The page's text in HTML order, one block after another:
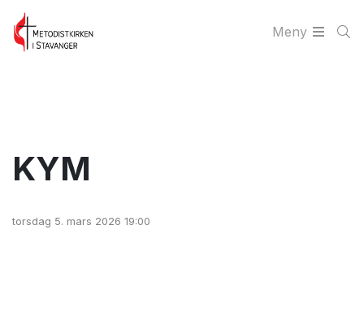
Meny
KYM
torsdag 5. mars 2026 19:00